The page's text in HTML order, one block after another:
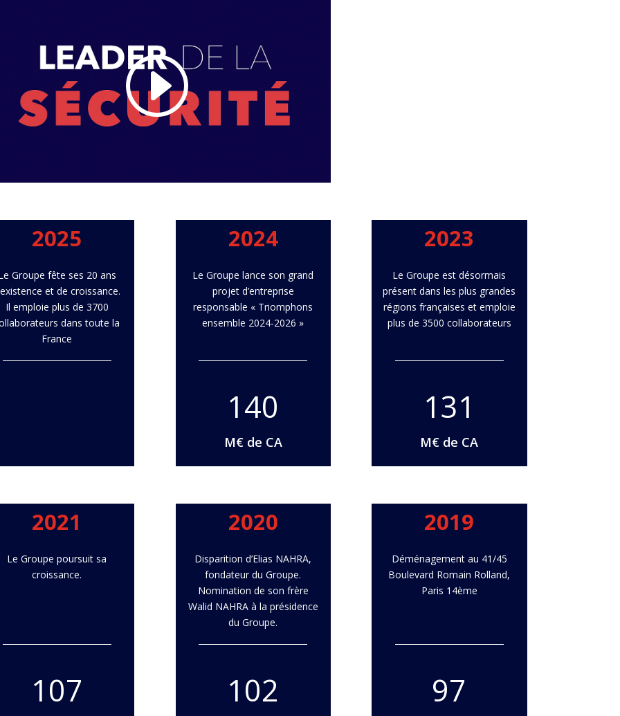
2025
Groupe fête ses 20 ans
et de croissance.
Il emploie plus de 3700
dans toute la
France
2024
Le Groupe lance son grand
projet d’entreprise
responsable « Triomphons
ensemble 2024-2026 »
140
M€ de CA
2023
Le Groupe est désormais
présent dans les plus grandes
régions françaises et emploie
plus de 3500 collaborateurs
131
M€ de CA
2021
Le Groupe poursuit sa
croissance.
107
2020
Disparition d’Elias NAHRA,
fondateur du Groupe.
Nomination de son frère
Walid NAHRA à la présidence
du Groupe.
102
2019
Déménagement au 41/45
Boulevard Romain Rolland,
Paris 14ème
97